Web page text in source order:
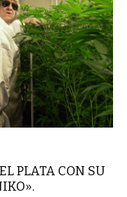
PLATA CON SU